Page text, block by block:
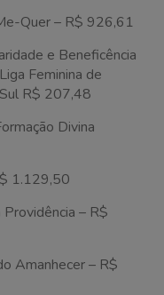
Quer – R$ 926,61
e Beneficência
Feminina de
R$ 207,48
Divina
1.129,50
Providência – R$
Amanhecer – R$